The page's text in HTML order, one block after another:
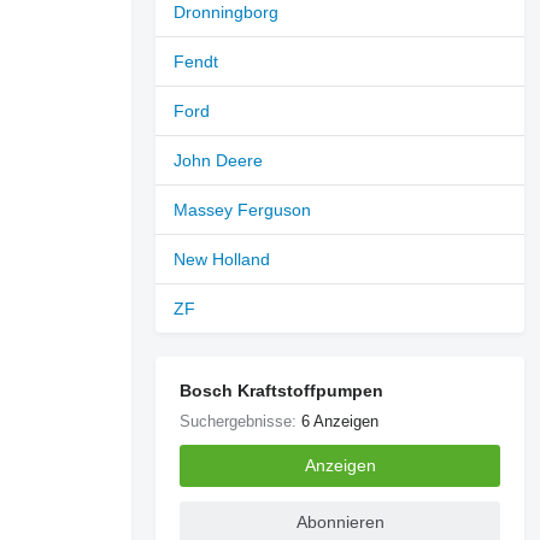
Dronningborg
Fendt
Ford
John Deere
Massey Ferguson
New Holland
ZF
Bosch Kraftstoffpumpen
Suchergebnisse:6 Anzeigen
Anzeigen
Abonnieren